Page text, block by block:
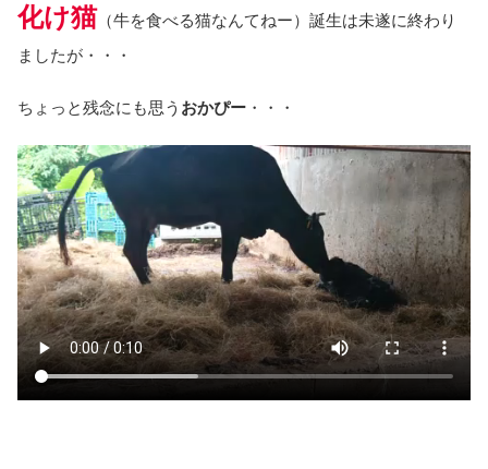
化け猫 （牛を食べる猫なんてねー）誕生は未遂に終わり
ましたが・・・
ちょっと残念にも思う おかぴー ・・・